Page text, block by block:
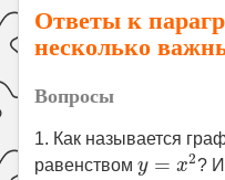
Летом!
Ответы к
несколько
Вопросы
1. Как называется
равенствомy = x2?